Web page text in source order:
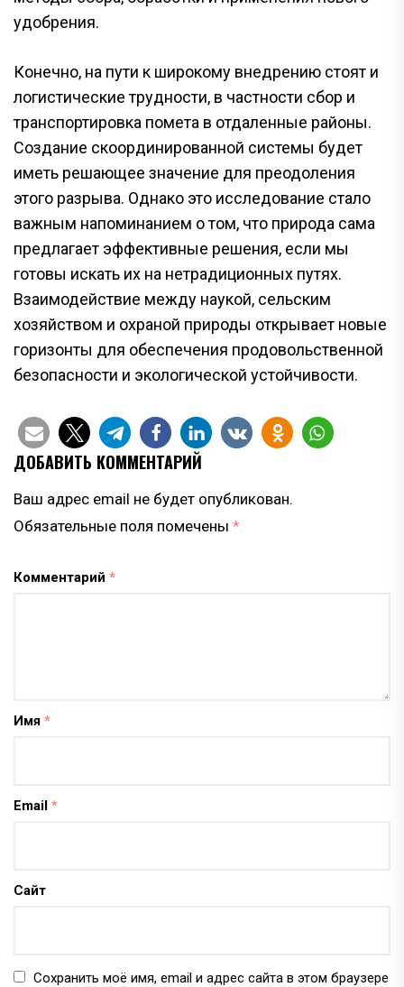
удобрения.
Конечно, на пути к широкому внедрению стоят и
логистические трудности, в частности сбор и
транспортировка помета в отдаленные районы.
Создание скоординированной системы будет
иметь решающее значение для преодоления
этого разрыва. Однако это исследование стало
важным напоминанием о том, что природа сама
предлагает эффективные решения, если мы
готовы искать их на нетрадиционных путях.
Взаимодействие между наукой, сельским
хозяйством и охраной природы открывает новые
горизонты для обеспечения продовольственной
безопасности и экологической устойчивости.
ДОБАВИТЬ КОММЕНТАРИЙ
Ваш адрес email не будет опубликован.
Обязательные поля помечены *
Комментарий *
Имя *
Email *
Сайт
Сохранить моё имя, email и адрес сайта в этом браузере